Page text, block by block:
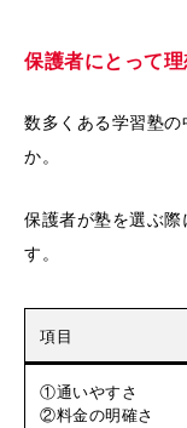
保護者にとって
数多くある学習塾
か。
保護者が塾を選ぶ
す。
項目
①通いやすさ
②料金の明確さ